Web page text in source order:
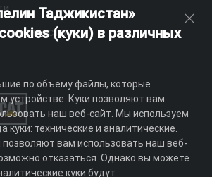
Таджикистан»
(куки) в различных
по объему файлы, которые
устройстве. Куки позволяют вам
наш веб-сайт. Мы используем
куки: технические и аналитические.
позволяют вам использовать наш веб-
отказаться. Однако вы можете
куки будут